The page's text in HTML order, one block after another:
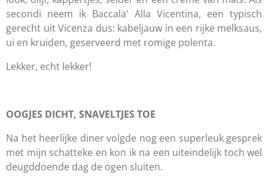
secondi neem ik Baccala' Alla Vicentina, een typisch
gerecht uit Vicenza dus: kabeljauw in een rijke melksaus,
ui en kruiden, geserveerd met romige polenta.
Lekker, echt lekker!
OOGJES DICHT, SNAVELTJES TOE
Na het heerlijke diner volgde nog een superleuk gesprek
met mijn schatteke en kon ik na een uiteindelijk toch wel
deugddoende dag de ogen sluiten.